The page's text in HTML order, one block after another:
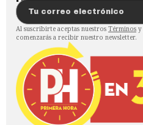
Al suscribirte aceptas nuestros Términos y
comenzarás a recibir nuestro newsletter.